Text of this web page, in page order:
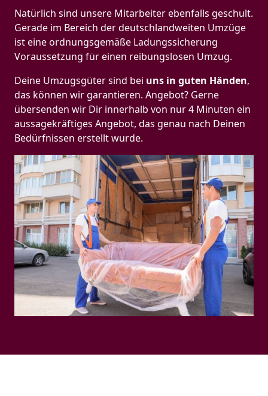
Natürlich sind unsere Mitarbeiter ebenfalls geschult.
Gerade im Bereich der deutschlandweiten Umzüge
ist eine ordnungsgemäße Ladungssicherung
Voraussetzung für einen reibungslosen Umzug.
Deine Umzugsgüter sind bei uns in guten Händen,
das können wir garantieren. Angebot? Gerne
übersenden wir Dir innerhalb von nur 4 Minuten ein
aussagekräftiges Angebot, das genau nach Deinen
Bedürfnissen erstellt wurde.